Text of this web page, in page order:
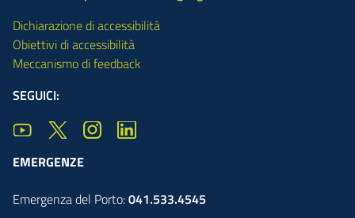
Dichiarazione di accessibilità
Obiettivi di accessibilità
Meccanismo di feedback
SEGUICI:
EMERGENZE
Emergenza del Porto:041.533.4545